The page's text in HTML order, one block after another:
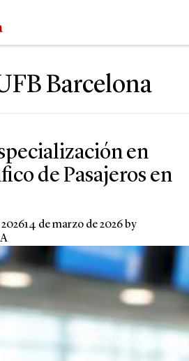
Barcelona
en
de Pasajeros en
14 de marzo de 2026 by